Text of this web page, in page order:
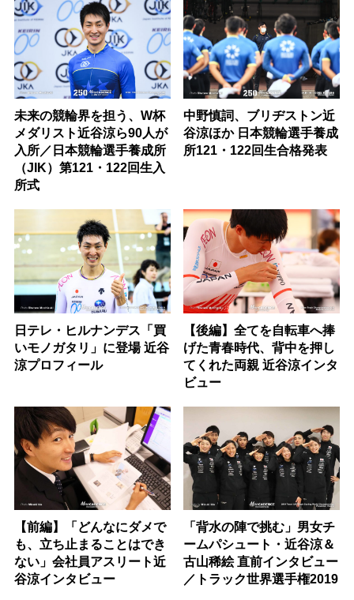
未来の競輪界を担う、W杯
メダリスト近谷涼ら90人が
入所／日本競輪選手養成所
（JIK）第121・122回生入
所式
中野慎詞、ブリヂストン近
谷涼ほか 日本競輪選手養成
所121・122回生合格発表
日テレ・ヒルナンデス「買
いモノガタリ」に登場 近谷
涼プロフィール
【後編】全てを自転車へ捧
げた青春時代、背中を押し
てくれた両親 近谷涼インタ
ビュー
【前編】「どんなにダメで
も、立ち止まることはでき
ない」会社員アスリート近
谷涼インタビュー
「背水の陣で挑む」男女チ
ームパシュート・近谷涼＆
古山稀絵 直前インタビュー
／トラック世界選手権2019